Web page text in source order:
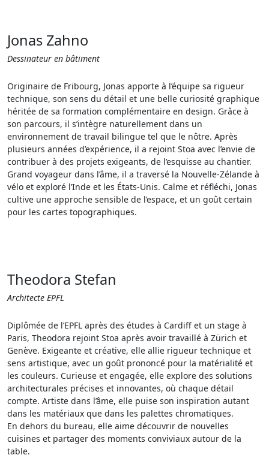
Jonas Zahno
Dessinateur en bâtiment
Originaire de Fribourg, Jonas apporte à l’équipe sa rigueur
technique, son sens du détail et une belle curiosité graphique
héritée de sa formation complémentaire en design. Grâce à
son parcours, il s’intègre naturellement dans un
environnement de travail bilingue tel que le nôtre. Après
plusieurs années d’expérience, il a rejoint Stoa avec l’envie de
contribuer à des projets exigeants, de l’esquisse au chantier.
Grand voyageur dans l’âme, il a traversé la Nouvelle-Zélande à
vélo et exploré l’Inde et les États-Unis. Calme et réfléchi, Jonas
cultive une approche sensible de l’espace, et un goût certain
pour les cartes topographiques.
Theodora Stefan
Architecte EPFL
Diplômée de l’EPFL après des études à Cardiff et un stage à
Paris, Theodora rejoint Stoa après avoir travaillé à Zürich et
Genève. Exigeante et créative, elle allie rigueur technique et
sens artistique, avec un goût prononcé pour la matérialité et
les couleurs. Curieuse et engagée, elle explore des solutions
architecturales précises et innovantes, où chaque détail
compte. Artiste dans l’âme, elle puise son inspiration autant
dans les matériaux que dans les palettes chromatiques.
En dehors du bureau, elle aime découvrir de nouvelles
cuisines et partager des moments conviviaux autour de la
table.